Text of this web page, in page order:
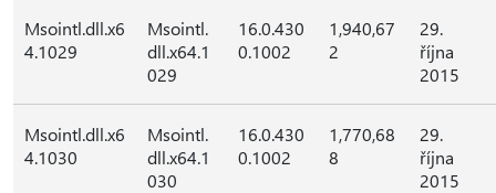
Msointl.dll.x6
4.1029
Msointl.
dll.x64.1
029
16.0.430
0.1002
1,940,67
2
29.
října
2015
Msointl.dll.x6
4.1030
Msointl.
dll.x64.1
030
16.0.430
0.1002
1,770,68
8
29.
října
2015